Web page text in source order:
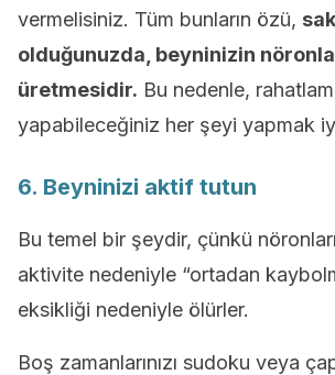
vermelisiniz. Tüm bunların özü,
olduğunuzda, beyninizin
üretmesidir. Bu nedenle,
yapabileceğiniz her şeyi yapmak
6. Beyninizi aktif tutun
Bu temel bir şeydir, çünkü
aktivite nedeniyle “ortadan
eksikliği nedeniyle ölürler.
Boş zamanlarınızı sudoku veya